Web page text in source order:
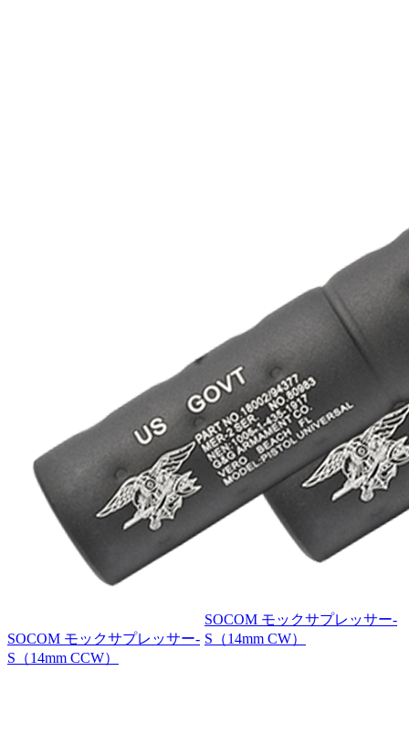
SOCOM モックサプレッサー-
S（14mm CW）
SOCOM モックサプレッサー-
S（14mm CCW）